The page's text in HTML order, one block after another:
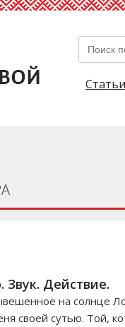
Статьи
Звук. Действие.
на солнце
своей сутью. Той,